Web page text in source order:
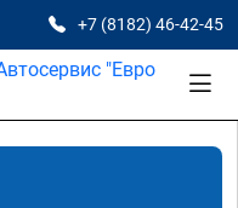
+7 (8182) 46-42-45